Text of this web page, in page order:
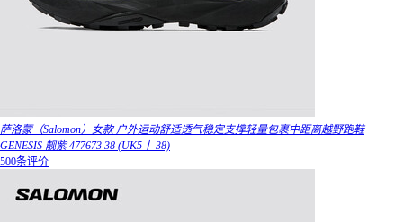
萨洛蒙（Salomon）女款 户外运动舒适透气稳定支撑轻量包裹中距离越野跑鞋
GENESIS 靓紫 477673 38 (UK5丨 38)
500条评价